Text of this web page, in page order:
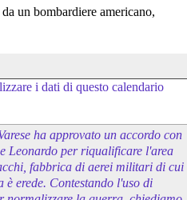
un bombardiere americano,
i dati di questo calendario
ha approvato un accordo con
Leonardo per riqualificare l'area
fabbrica di aerei militari di cui
è erede. Contestando l'uso di